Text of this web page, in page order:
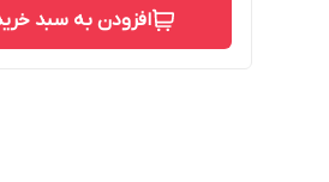
افزودن به سبد